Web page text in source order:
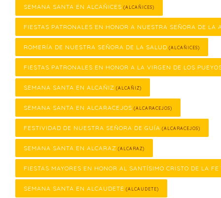
SEMANA SANTA EN ALCAÑICES (ALCAÑICES)
FIESTAS PATRONALES EN HONOR A NUESTRA SEÑORA DE LA
ROMERÍA DE NUESTRA SEÑORA DE LA SALUD (ALCAÑICES)
FIESTAS PATRONALES EN HONOR A LA VIRGEN DE LOS
SEMANA SANTA EN ALCAÑIZ (ALCAÑIZ)
SEMANA SANTA EN ALCARACEJOS (ALCARACEJOS)
FESTIVIDAD DE NUESTRA SEÑORA DE GUÍA (ALCARACEJOS)
SEMANA SANTA EN ALCARAZ (ALCARAZ)
FIESTAS MAYORES EN HONOR AL SANTÍSIMO CRISTO DE LA FE
SEMANA SANTA EN ALCAUDETE (ALCAUDETE)